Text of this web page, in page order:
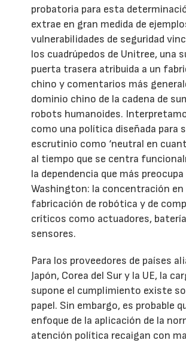
probatoria para esta
extrae en gran medida de
vulnerabilidades de seguridad
los cuadrúpedos de Unitree, una
puerta trasera atribuida a un
chino y comentarios más
dominio chino de la cadena de
robots humanoides.
como una política diseñada para
escrutinio como ‘neutral en
al tiempo que se centra
la dependencia que más preocupa
Washington: la concentración en
fabricación de robótica y de
críticos como actuadores,
sensores.
Para los proveedores de países
Japón, Corea del Sur y la UE, la
supone el cumplimiento existe
papel. Sin embargo, es probable
enfoque de la aplicación de la
atención política recaigan con